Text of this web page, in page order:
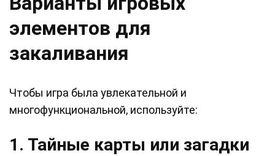
элементов для
закаливания
Чтобы игра была увлекательной и
многофункциональной, используйте:
1. Тайные карты или загадки